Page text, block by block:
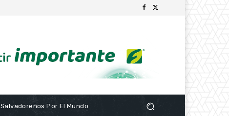
Salvadoreños Por El Mundo